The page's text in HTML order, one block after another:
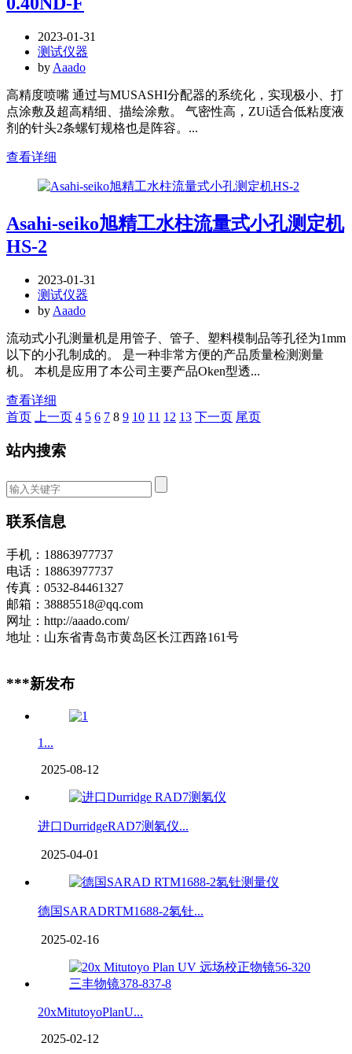
2023-01-31
测试仪器
by Aaado
高精度喷嘴 通过与MUSASHI分配器的系统化，实现极小、打
点涂敷及超高精细、描绘涂敷。 气密性高，ZUi适合低粘度液
剂的针头2条螺钉规格也是阵容。...
查看详细
Asahi-seiko旭精工水柱流量式小孔测定机
HS-2
2023-01-31
测试仪器
by Aaado
流动式小孔测量机是用管子、管子、塑料模制品等孔径为1mm
以下的小孔制成的。 是一种非常方便的产品质量检测测量
机。 本机是应用了本公司主要产品Oken型透...
查看详细
首页
上一页 4 5 6 7 8 9 10 11 12 13 下一页 尾页
站内搜索
联系信息
手机：18863977737
电话：18863977737
传真：0532-84461327
邮箱：38885518@qq.com
网址：http://aaado.com/
地址：山东省青岛市黄岛区长江西路161号
***新发布
1...
2025-08-12
进口DurridgeRAD7测氡仪...
2025-04-01
德国SARADRTM1688-2氡钍...
2025-02-16
20xMitutoyoPlanU...
2025-02-12